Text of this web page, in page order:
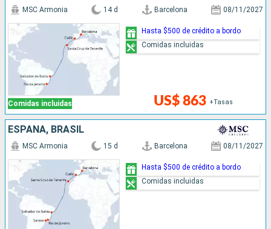
Comidas incluidas
MSC Armonia 14 d Barcelona 08/11/2027
US$ 863 +Tasas
Hasta $500 de crédito a bordo
Comidas incluidas
ESPAÑA, BRASIL
MSC Armonia 15 d Barcelona 08/11/2027
Hasta $500 de crédito a bordo
Comidas incluidas